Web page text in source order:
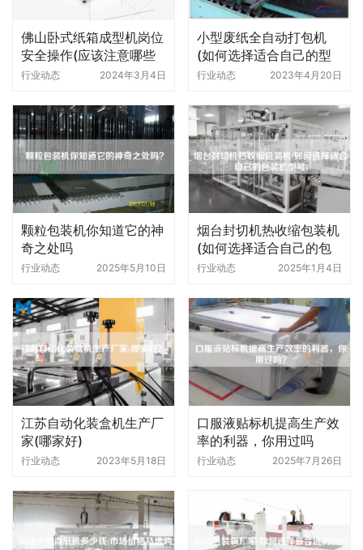
佛山卧式纸箱成型机岗位
安全操作(应该注意哪些
安全事项)
行业动态 2024年3月4日
小型废纸全自动打包机
(如何选择适合自己的型
号)
行业动态 2023年4月20日
颗粒包装机你知道它的神
奇之处吗
行业动态 2025年5月10日
烟台封切机热收缩包装机
(如何选择适合自己的包
装机型号)
行业动态 2025年1月4日
江苏自动化装盒机生产厂
家(哪家好)
行业动态 2023年5月18日
口服液贴标机提高生产效
率的利器，你用过吗
行业动态 2025年7月26日